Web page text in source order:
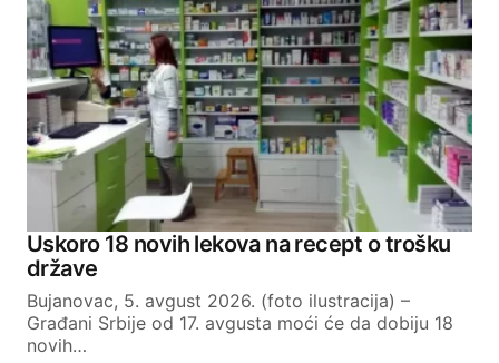
Uskoro 18 novih lekova na recept o trošku
države
Bujanovac, 5. avgust 2026. (foto ilustracija) –
Građani Srbije od 17. avgusta moći će da dobiju 18
novih…